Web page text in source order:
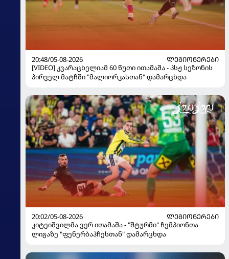
20:48/05-08-2026
ᲚᲔᲒᲘᲝᲜᲔᲠᲔᲑᲘ
[VIDEO] კვარაცხელიამ 60 წუთი ითამაშა - პსჟ სეზონის
პირველ მატჩში "მალიორკასთან" დამარცხდა
20:02/05-08-2026
ᲚᲔᲒᲘᲝᲜᲔᲠᲔᲑᲘ
კიტეიშვილმა ვერ ითამაშა - "შტურმი" ჩემპიონთა
ლიგაზე "ფენერბაჰჩესთან" დამარცხდა